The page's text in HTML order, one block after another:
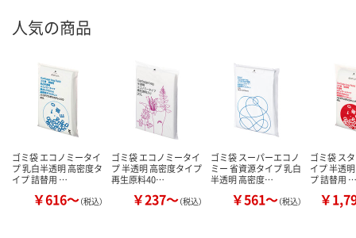
人気の商品
ゴミ袋 エコノミータイ
プ 乳白半透明 高密度タ
イプ 詰替用 …
￥616～（税込）
ゴミ袋 エコノミータイ
プ 半透明 高密度タイプ
再生原料40…
￥237～（税込）
ゴミ袋 スーパーエコノ
ミー 省資源タイプ 乳白
半透明 高密度…
￥561～（税込）
ゴミ袋 ス
イプ 半透
プ 詰替用 …
￥